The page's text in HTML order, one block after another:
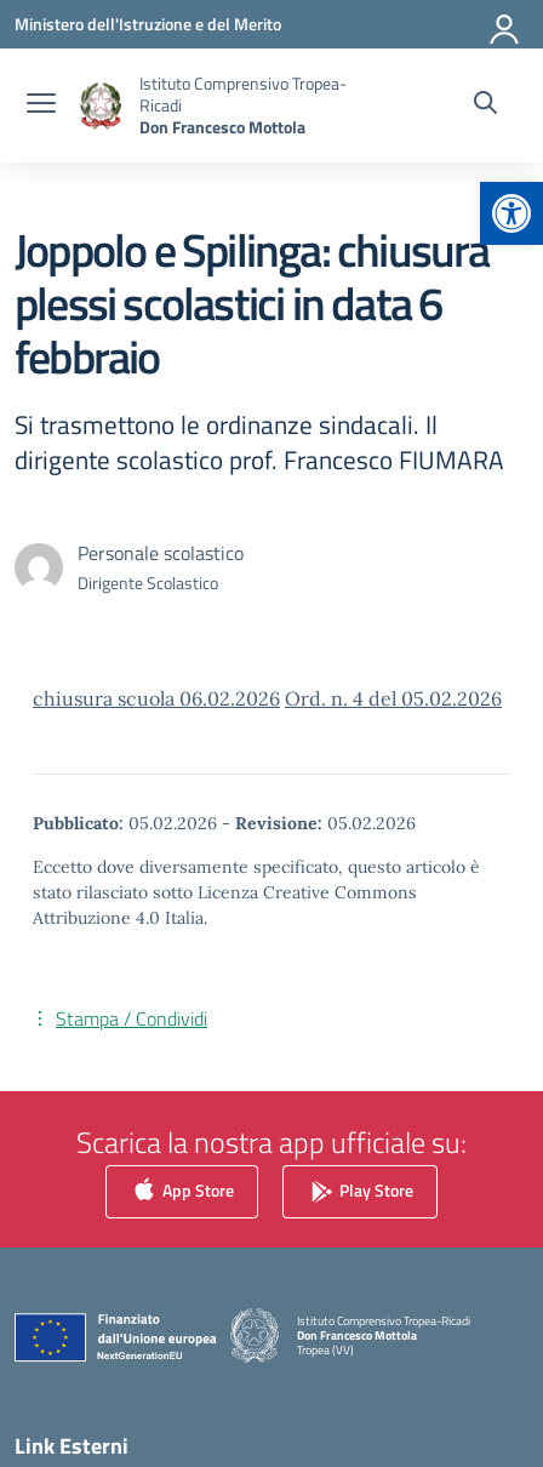
Vai ai contenuti
Vai al menu di navigazione
Vai al footer
Ministero dell'Istruzione e del Merito
Istituto Comprensivo Tropea-
Ricadi
Don Francesco Mottola
Joppolo e Spilinga: chiusura
plessi scolastici in data 6
febbraio
Si trasmettono le ordinanze sindacali. Il
dirigente scolastico prof. Francesco FIUMARA
Personale scolastico
Dirigente Scolastico
chiusura scuola 06.02.2026 Ord. n. 4 del 05.02.2026
Pubblicato: 05.02.2026 - Revisione: 05.02.2026
Eccetto dove diversamente specificato, questo articolo è
stato rilasciato sotto Licenza Creative Commons
Attribuzione 4.0 Italia.
Stampa / Condividi
Scarica la nostra app ufficiale su:
App Store Play Store
Istituto Comprensivo Tropea-Ricadi
Don Francesco Mottola
Tropea (VV)
— Visita la pagina iniziale della scuola
Link Esterni